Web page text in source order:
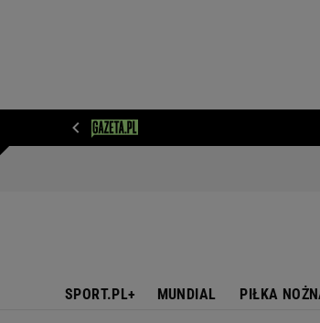
SPORT.PL+ MUNDIAL PIŁKA